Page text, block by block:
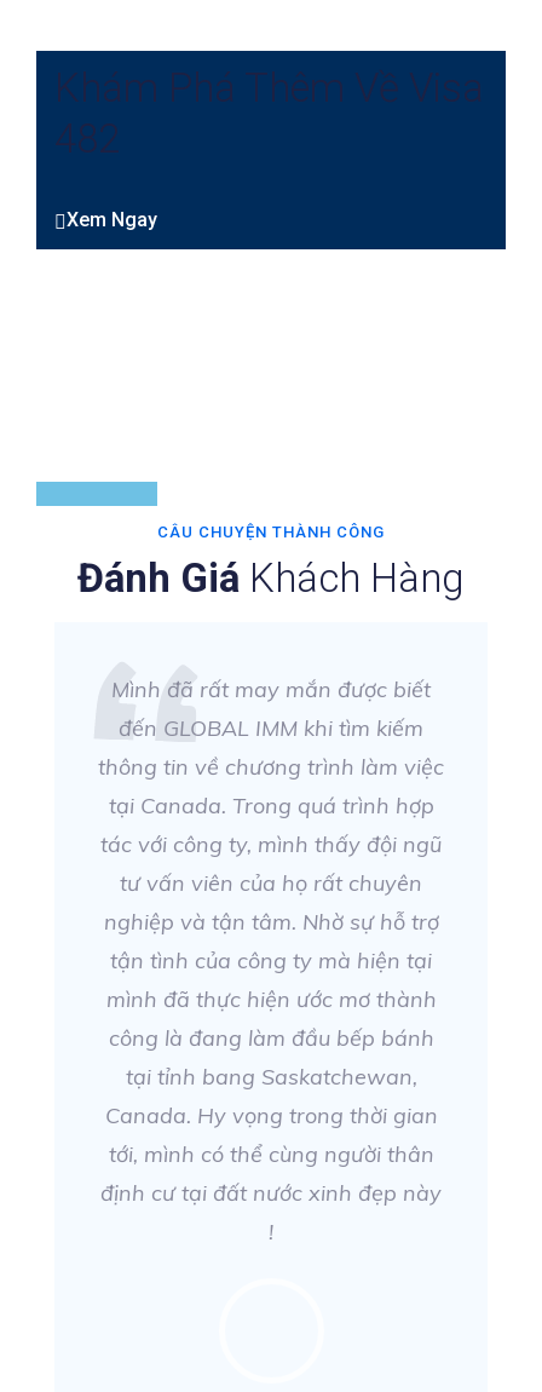
Khám Phá Thêm Về Visa
482
Xem Ngay
CÂU CHUYỆN THÀNH CÔNG
Đánh Giá Khách Hàng
Mình đã rất may mắn được biết
đến GLOBAL IMM khi tìm kiếm
thông tin về chương trình làm việc
tại Canada. Trong quá trình hợp
tác với công ty, mình thấy đội ngũ
tư vấn viên của họ rất chuyên
nghiệp và tận tâm. Nhờ sự hỗ trợ
tận tình của công ty mà hiện tại
mình đã thực hiện ước mơ thành
công là đang làm đầu bếp bánh
tại tỉnh bang Saskatchewan,
Canada. Hy vọng trong thời gian
tới, mình có thể cùng người thân
định cư tại đất nước xinh đẹp này
!